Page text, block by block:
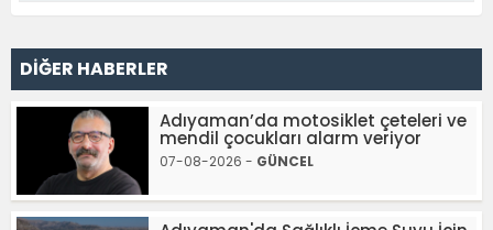
DİĞER HABERLER
Adıyaman’da motosiklet çeteleri ve
mendil çocukları alarm veriyor
07-08-2026 - GÜNCEL